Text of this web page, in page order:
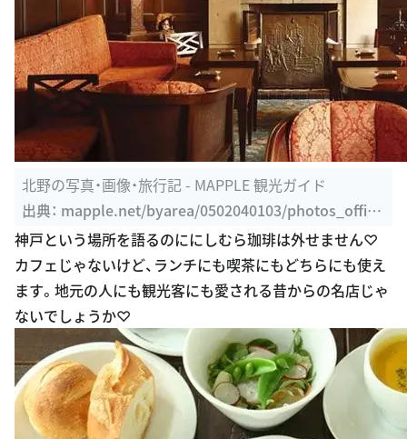
北野の写真・画像・旅行記 - MAPPLE 観光ガイド
出典： mapple.net/byarea/0502040103/photos_offici
al_10.htm
神戸という場所を語るのににしむら珈琲は外せません♡
カフェじゃないけど、ランチにも喫茶にもどちらにも使え
ます。地元の人にも観光客にも愛される昔からの名店じゃ
ないでしょうか♡